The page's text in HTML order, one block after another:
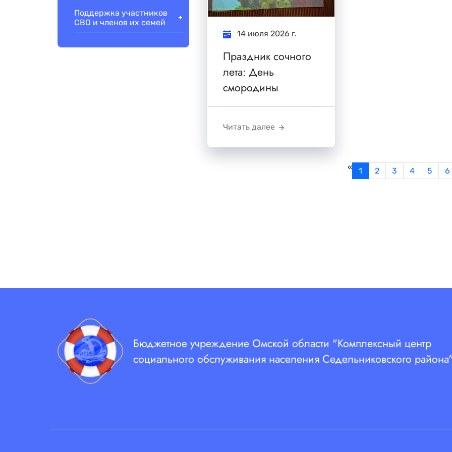
Поддержка участников
СВО и членов их семей
14 июля 2026 г.
Праздник сочного
лета: День
смородины
Читать далее
« 1 2 3 4 5 6
Бюджетное учреждение Омской области "Комплексный центр
социального обслуживания населения Седельниковского